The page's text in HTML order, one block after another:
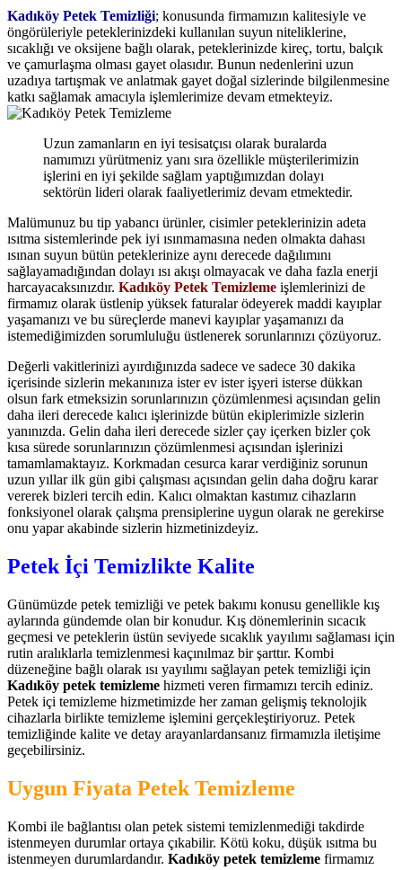
Kadıköy Petek Temizliği; konusunda firmamızın kalitesiyle ve
öngörüleriyle peteklerinizdeki kullanılan suyun niteliklerine,
sıcaklığı ve oksijene bağlı olarak, peteklerinizde kireç, tortu, balçık
ve çamurlaşma olması gayet olasıdır. Bunun nedenlerini uzun
uzadıya tartışmak ve anlatmak gayet doğal sizlerinde bilgilenmesine
katkı sağlamak amacıyla işlemlerimize devam etmekteyiz.
Uzun zamanların en iyi tesisatçısı olarak buralarda
namımızı yürütmeniz yanı sıra özellikle müşterilerimizin
işlerini en iyi şekilde sağlam yaptığımızdan dolayı
sektörün lideri olarak faaliyetlerimiz devam etmektedir.
Malümunuz bu tip yabancı ürünler, cisimler peteklerinizin adeta
ısıtma sistemlerinde pek iyi ısınmamasına neden olmakta dahası
ısınan suyun bütün peteklerinize aynı derecede dağılımını
sağlayamadığından dolayı ısı akışı olmayacak ve daha fazla enerji
harcayacaksınızdır. Kadıköy Petek Temizleme işlemlerinizi de
firmamız olarak üstlenip yüksek faturalar ödeyerek maddi kayıplar
yaşamanızı ve bu süreçlerde manevi kayıplar yaşamanızı da
istemediğimizden sorumluluğu üstlenerek sorunlarınızı çözüyoruz.
Değerli vakitlerinizi ayırdığınızda sadece ve sadece 30 dakika
içerisinde sizlerin mekanınıza ister ev ister işyeri isterse dükkan
olsun fark etmeksizin sorunlarınızın çözümlenmesi açısından gelin
daha ileri derecede kalıcı işlerinizde bütün ekiplerimizle sizlerin
yanınızda. Gelin daha ileri derecede sizler çay içerken bizler çok
kısa sürede sorunlarınızın çözümlenmesi açısından işlerinizi
tamamlamaktayız. Korkmadan cesurca karar verdiğiniz sorunun
uzun yıllar ilk gün gibi çalışması açısından gelin daha doğru karar
vererek bizleri tercih edin. Kalıcı olmaktan kastımız cihazların
fonksiyonel olarak çalışma prensiplerine uygun olarak ne gerekirse
onu yapar akabinde sizlerin hizmetinizdeyiz.
Petek İçi Temizlikte Kalite
Günümüzde petek temizliği ve petek bakımı konusu genellikle kış
aylarında gündemde olan bir konudur. Kış dönemlerinin sıcacık
geçmesi ve peteklerin üstün seviyede sıcaklık yayılımı sağlaması için
rutin aralıklarla temizlenmesi kaçınılmaz bir şarttır. Kombi
düzeneğine bağlı olarak ısı yayılımı sağlayan petek temizliği için
Kadıköy petek temizleme hizmeti veren firmamızı tercih ediniz.
Petek içi temizleme hizmetimizde her zaman gelişmiş teknolojik
cihazlarla birlikte temizleme işlemini gerçekleştiriyoruz. Petek
temizliğinde kalite ve detay arayanlardansanız firmamızla iletişime
geçebilirsiniz.
Uygun Fiyata Petek Temizleme
Kombi ile bağlantısı olan petek sistemi temizlenmediği takdirde
istenmeyen durumlar ortaya çıkabilir. Kötü koku, düşük ısıtma bu
istenmeyen durumlardandır. Kadıköy petek temizleme firmamız